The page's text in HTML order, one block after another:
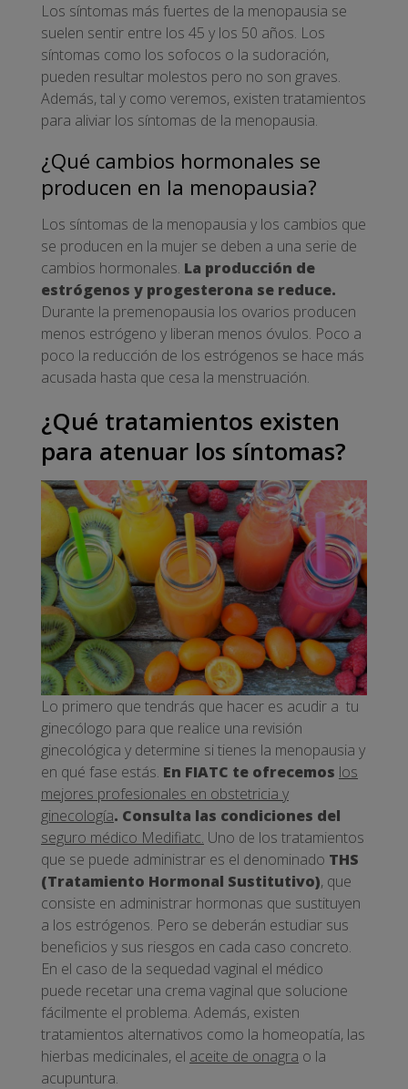
Los síntomas más fuertes de la menopausia se
suelen sentir entre los 45 y los 50 años. Los
síntomas como los sofocos o la sudoración,
pueden resultar molestos pero no son graves.
Además, tal y como veremos, existen tratamientos
para aliviar los síntomas de la menopausia.
¿Qué cambios hormonales se
producen en la menopausia?
Los síntomas de la menopausia y los cambios que
se producen en la mujer se deben a una serie de
cambios hormonales. La producción de
estrógenos y progesterona se reduce.
Durante la premenopausia los ovarios producen
menos estrógeno y liberan menos óvulos. Poco a
poco la reducción de los estrógenos se hace más
acusada hasta que cesa la menstruación.
¿Qué tratamientos existen
para atenuar los síntomas?
Lo primero que tendrás que hacer es acudir a tu
ginecólogo para que realice una revisión
ginecológica y determine si tienes la menopausia y
en qué fase estás. En FIATC te ofrecemos los
mejores profesionales en obstetricia y
ginecología. Consulta las condiciones del
seguro médico Medifiatc. Uno de los tratamientos
que se puede administrar es el denominado THS
(Tratamiento Hormonal Sustitutivo), que
consiste en administrar hormonas que sustituyen
a los estrógenos. Pero se deberán estudiar sus
beneficios y sus riesgos en cada caso concreto.
En el caso de la sequedad vaginal el médico
puede recetar una crema vaginal que solucione
fácilmente el problema. Además, existen
tratamientos alternativos como la homeopatía, las
hierbas medicinales, el aceite de onagra o la
acupuntura.